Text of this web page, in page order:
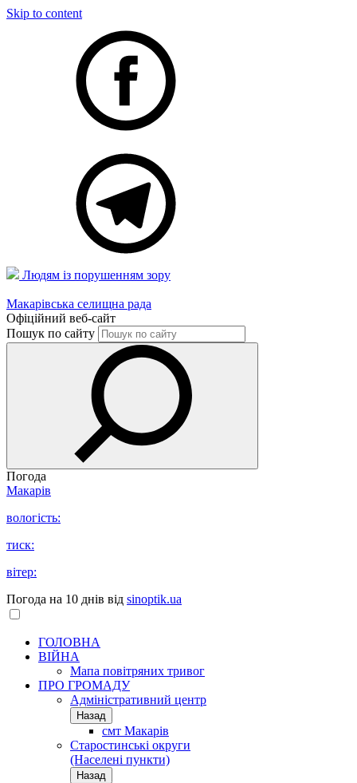
Skip to content
Людям із порушенням зору
Макарівська селищна рада
Офіційний веб-сайт
Пошук по сайту
Погода
Макарів
вологість:
тиск:
вітер:
Погода на 10 днів від sinoptik.ua
ГОЛОВНА
ВІЙНА
Мапа повітряних тривог
ПРО ГРОМАДУ
Aдміністративний центр
Назад
смт Макарів
Старостинські округи
(Населені пункти)
Назад